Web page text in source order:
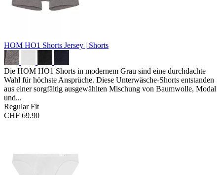
HOM HO1 Shorts Jersey | Shorts
Die HOM HO1 Shorts in modernem Grau sind eine durchdachte
Wahl für höchste Ansprüche. Diese Unterwäsche-Shorts entstanden
aus einer sorgfältig ausgewählten Mischung von Baumwolle, Modal
und...
Regular Fit
CHF 69.90